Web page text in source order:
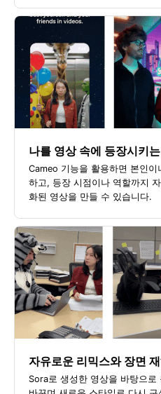
나를 영상 속에 등장시키
Cameo 기능을 활용하면 본인
하고, 등장 시점이나 역할까지
화된 영상을 만들 수 있습니다.
자유로운 리믹스와 장면
Sora로 생성한 영상을 바탕으